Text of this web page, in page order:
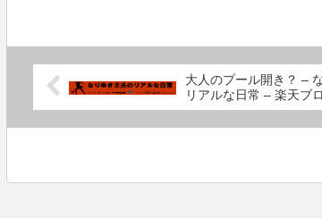
大人のプール開き？ –
リアルな日常 – 楽天ブ